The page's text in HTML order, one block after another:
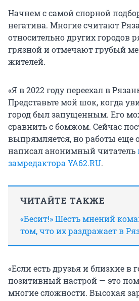
Начнем с самой спорной
негатива. Многие считают
относительно других городов
грязной и отмечают грубый
жителей.
«Я в 2022 году переехал в
Представьте мой шок, когда
город был запущенным. Его
сравнить с бомжом. Сейчас
выпрямляется, но работы еще
написал анонимный читатель
замредактора YA62.RU.
ЧИТАЙТЕ ТАКЖЕ
«Бесит!» Шесть мнений
том, что их раздражает в
«Если есть друзья и близкие в
позитивный настрой — это
многие сложности. Высокая